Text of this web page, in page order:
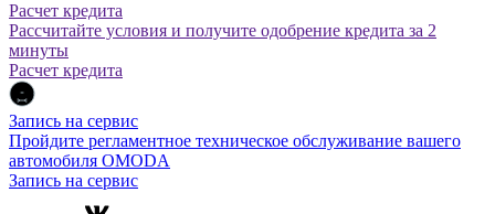
Расчет кредита
Рассчитайте условия и получите одобрение кредита за 2
минуты
Расчет кредита
Запись на сервис
Пройдите регламентное техническое обслуживание вашего
автомобиля OMODA
Запись на сервис